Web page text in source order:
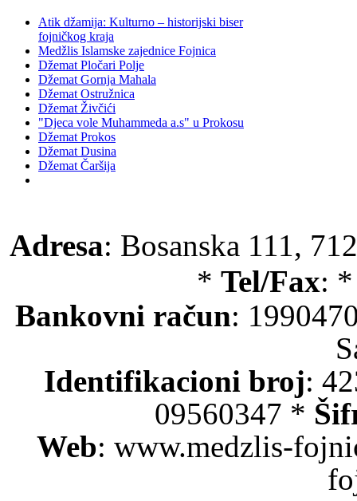
Atik džamija: Kulturno – historijski biser
fojničkog kraja
Medžlis Islamske zajednice Fojnica
Džemat Pločari Polje
Džemat Gornja Mahala
Džemat Ostružnica
Džemat Živčići
"Djeca vole Muhammeda a.s" u Prokosu
Džemat Prokos
Džemat Dusina
Džemat Čaršija
Adresa: Bosanska 111,
* Tel/Fax:
Bankovni račun:
Identifikacioni broj:
09560347 *
Web: www.medzlis-